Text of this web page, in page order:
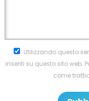
Utilizzando questo
inseriti su questo sito web.
come